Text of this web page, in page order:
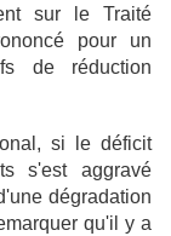
sur le Traité
pour un
de réduction
si le déficit
s'est aggravé
dégradation
qu'il y a